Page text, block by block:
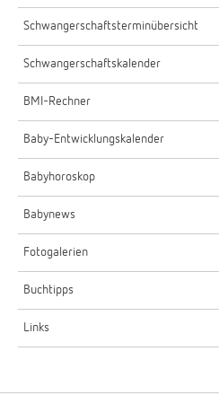
Schwangerschaftsterminübersicht
Schwangerschaftskalender
BMI-Rechner
Baby-Entwicklungskalender
Babyhoroskop
Babynews
Fotogalerien
Buchtipps
Links